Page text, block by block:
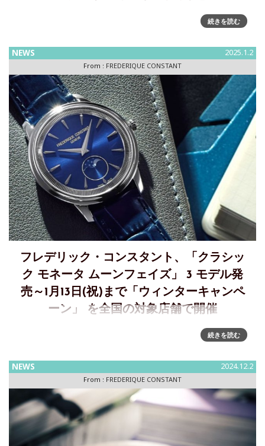
フレデリック・コンスタント「クラシック カレ ムーンフェイ
ズ オートマチック」～クラシック カレにムーンフェイズモデ
的なコレクション「クラシック カレ オートマチック」。19
続きを読む
NEWS 2025.1.2
From : FREDERIQUE CONSTANT
フレデリック・コンスタント、「クラシッ
ク モネータ ムーンフェイズ」 3 モデル発
売～1月13日(祝)まで「ウィンターキャンペ
ーン」 を全国の対象店舗で開催
フレデリック・コンスタント、「クラシック モネータ ムーン
フェイズ」 3 モデル発売フレデリック・コンスタントはメン
載した2 針のクォーツモデルを発表しました。新作「クラシ
ック モネ
続きを読む
NEWS 2024.12.2
From : FREDERIQUE CONSTANT